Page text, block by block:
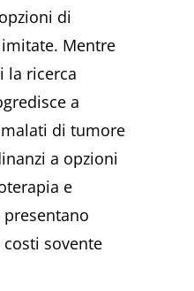
di
Mentre
la ricerca
a
di tumore
a opzioni
e
sovente